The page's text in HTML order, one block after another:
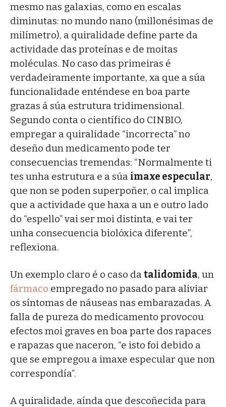
mesmo nas galaxias, como en escalas
diminutas: no mundo nano (millonésimas de
milímetro), a quiralidade define parte da
actividade das proteínas e de moitas
moléculas. No caso das primeiras é
verdadeiramente importante, xa que a súa
funcionalidade enténdese en boa parte
grazas á súa estrutura tridimensional.
Segundo conta o científico do CINBIO,
empregar a quiralidade “incorrecta” no
deseño dun medicamento pode ter
consecuencias tremendas: “Normalmente ti
tes unha estrutura e a súa imaxe especular,
que non se poden superpoñer, o cal implica
que a actividade que haxa a un e outro lado
do “espello” vai ser moi distinta, e vai ter
unha consecuencia biolóxica diferente”,
reflexiona.
Un exemplo claro é o caso da talidomida, un
fármaco empregado no pasado para aliviar
os síntomas de náuseas nas embarazadas. A
falla de pureza do medicamento provocou
efectos moi graves en boa parte dos rapaces
e rapazas que naceron, “e isto foi debido a
que se empregou a imaxe especular que non
correspondía”.
A quiralidade, aínda que descoñecida para